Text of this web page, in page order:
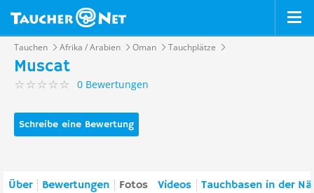
Tauchen Afrika / Arabien Oman Tauchplätze
Muscat
0 Bewertungen
Schreibe eine Bewertung
Über Bewertungen Fotos Videos Tauchbasen in der